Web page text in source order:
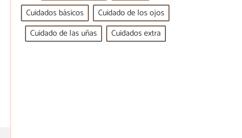
Cuidados básicos
Cuidado de los ojos
Cuidado de las uñas
Cuidados extra